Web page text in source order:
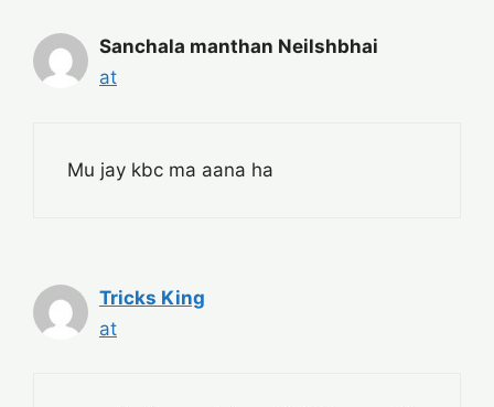
Sanchala manthan Neilshbhai
at
Mu jay kbc ma aana ha
Tricks King
at